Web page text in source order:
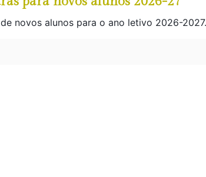
novos alunos para o ano letivo 2026-